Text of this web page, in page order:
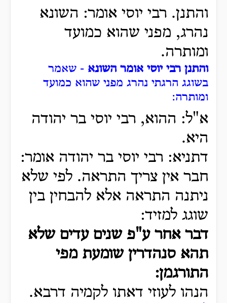
והתנן. רבי יוסי אומר: השונא
נהרג, מפני שהוא כמועד
ומותרה.
והתנן רבי יוסי אומר השונא - שאמר
בשוגג הרגתי נהרג מפני שהוא כמועד
ומותרה:
א"ל: ההוא, רבי יוסי בר יהודה
היא.
דתניא: רבי יוסי בר יהודה אומר:
חבר אין צריך התראה. לפי שלא
ניתנה התראה אלא להבחין בין
שוגג למזיד:
דבר אחר ע"פ שנים עדים שלא
תהא סנהדרין שומעת מפי
התורגמן:
הנהו לעוזי דאתו לקמיה דרבא.